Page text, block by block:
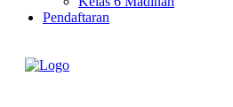
Pendaftaran